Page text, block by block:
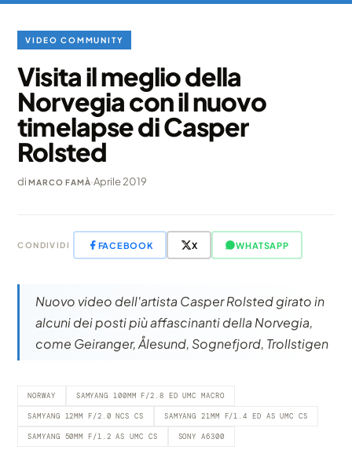
VIDEO COMMUNITY
Visita il meglio della
Norvegia con il nuovo
timelapse di Casper
Rolsted
diMARCO FAMÀ·Aprile 2019
CONDIVIDI FACEBOOK X WHATSAPP
Nuovo video dell'artista Casper Rolsted girato in
alcuni dei posti più affascinanti della Norvegia,
come Geiranger, Ålesund, Sognefjord, Trollstigen
NORWAY SAMYANG 100MM F/2.8 ED UMC MACRO
SAMYANG 12MM F/2.0 NCS CS SAMYANG 21MM F/1.4 ED AS UMC CS
SAMYANG 50MM F/1.2 AS UMC CS SONY A6300